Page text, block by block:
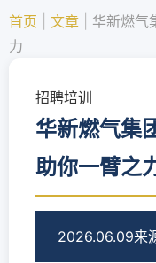
首页 文章
华新燃气
力
招聘培训
华新燃气集
助你一臂之
2026.06.09来